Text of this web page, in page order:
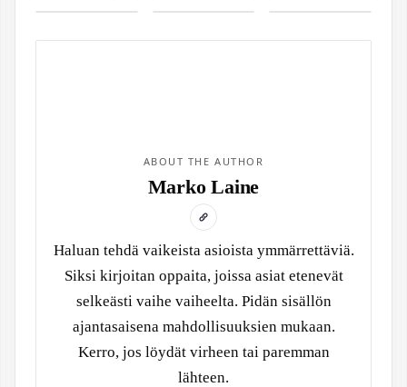
ABOUT THE AUTHOR
Marko Laine
Haluan tehdä vaikeista asioista ymmärrettäviä.
Siksi kirjoitan oppaita, joissa asiat etenevät
selkeästi vaihe vaiheelta. Pidän sisällön
ajantasaisena mahdollisuuksien mukaan.
Kerro, jos löydät virheen tai paremman
lähteen.